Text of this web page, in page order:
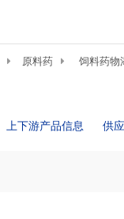
原料药 饲料药物
上下游产品信息 供